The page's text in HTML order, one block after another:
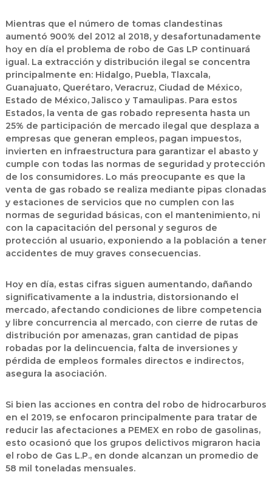
Mientras que el número de tomas clandestinas
aumentó 900% del 2012 al 2018, y desafortunadamente
hoy en día el problema de robo de Gas LP continuará
igual. La extracción y distribución ilegal se concentra
principalmente en: Hidalgo, Puebla, Tlaxcala,
Guanajuato, Querétaro, Veracruz, Ciudad de México,
Estado de México, Jalisco y Tamaulipas. Para estos
Estados, la venta de gas robado representa hasta un
25% de participación de mercado ilegal que desplaza a
empresas que generan empleos, pagan impuestos,
invierten en infraestructura para garantizar el abasto y
cumple con todas las normas de seguridad y protección
de los consumidores. Lo más preocupante es que la
venta de gas robado se realiza mediante pipas clonadas
y estaciones de servicios que no cumplen con las
normas de seguridad básicas, con el mantenimiento, ni
con la capacitación del personal y seguros de
protección al usuario, exponiendo a la población a tener
accidentes de muy graves consecuencias.
Hoy en día, estas cifras siguen aumentando, dañando
significativamente a la industria, distorsionando el
mercado, afectando condiciones de libre competencia
y libre concurrencia al mercado, con cierre de rutas de
distribución por amenazas, gran cantidad de pipas
robadas por la delincuencia, falta de inversiones y
pérdida de empleos formales directos e indirectos,
asegura la asociación.
Si bien las acciones en contra del robo de hidrocarburos
en el 2019, se enfocaron principalmente para tratar de
reducir las afectaciones a PEMEX en robo de gasolinas,
esto ocasionó que los grupos delictivos migraron hacia
el robo de Gas L.P., en donde alcanzan un promedio de
58 mil toneladas mensuales.